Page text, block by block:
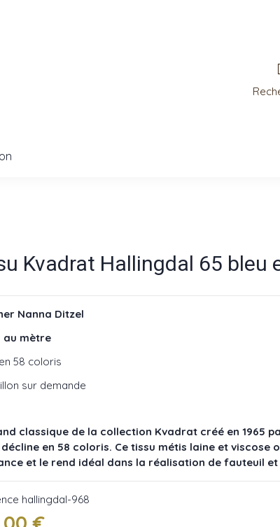
Kvadrat Hallingdal 65 bleu
Nanna Ditzel
au mètre
58 coloris
sur demande
classique de la collection Kvadrat créé en 1965
décline en 58 coloris. Ce tissu métis laine et viscose
et le rend idéal dans la réalisation de fauteuil et
hallingdal-968
€